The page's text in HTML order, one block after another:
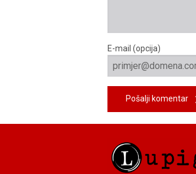
E-mail (opcija)
Pošalji komentar